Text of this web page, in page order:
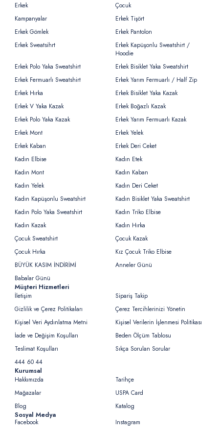
Erkek
Çocuk
Kampanyalar
Erkek Tişört
Erkek Gömlek
Erkek Pantolon
Erkek Sweatsihrt
Erkek Kapüşonlu Sweatshirt /
Hoodie
Erkek Polo Yaka Sweatshirt
Erkek Bisiklet Yaka Sweatshirt
Erkek Fermuarlı Sweatshirt
Erkek Yarım Fermuarlı / Half Zip
Erkek Hırka
Erkek Bisiklet Yaka Kazak
Erkek V Yaka Kazak
Erkek Boğazlı Kazak
Erkek Polo Yaka Kazak
Erkek Yarım Fermuarlı Kazak
Erkek Mont
Erkek Yelek
Erkek Kaban
Erkek Deri Ceket
Kadın Elbise
Kadın Etek
Kadın Mont
Kadın Kaban
Kadın Yelek
Kadın Deri Ceket
Kadın Kapüşonlu Sweatshirt
Kadın Bisiklet Yaka Sweatshirt
Kadın Polo Yaka Sweatshirt
Kadın Triko Elbise
Kadın Kazak
Kadın Hırka
Çocuk Sweatshirt
Çocuk Kazak
Çocuk Hırka
Kız Çocuk Triko Elbise
BÜYÜK KASIM İNDİRİMİ
Anneler Günü
Babalar Günü
Müşteri Hizmetleri
İletişim
Sipariş Takip
Gizlilik ve Çerez Politikaları
Çerez Tercihlerinizi Yönetin
Kişisel Veri Aydınlatma Metni
Kişisel Verilerin İşlenmesi Politikası
İade ve Değişim Koşulları
Beden Ölçüm Tablosu
Teslimat Koşulları
Sıkça Sorulan Sorular
444 60 44
Kurumsal
Hakkımızda
Tarihçe
Mağazalar
USPA Card
Blog
Katalog
Sosyal Medya
Facebook
Instagram